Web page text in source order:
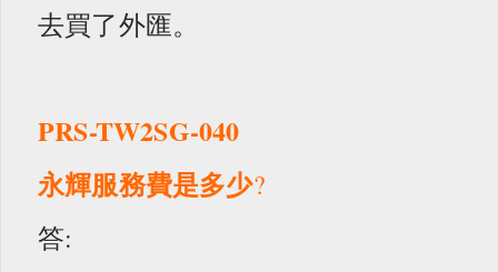
去買了外匯。
PRS-TW2SG-040
永輝服務費是多少?
答: